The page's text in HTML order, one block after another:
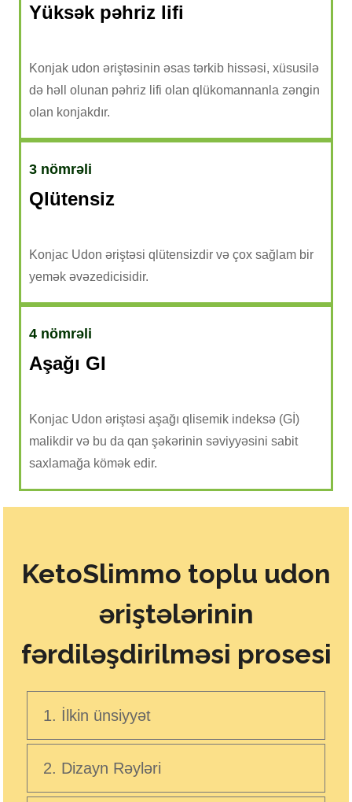
Yüksək pəhriz lifi
Konjak udon əriştəsinin əsas tərkib hissəsi, xüsusilə
də həll olunan pəhriz lifi olan qlükomannanla zəngin
olan konjakdır.
3 nömrəli
Qlütensiz
Konjac Udon əriştəsi qlütensizdir və çox sağlam bir
yemək əvəzedicisidir.
4 nömrəli
Aşağı GI
Konjac Udon əriştəsi aşağı qlisemik indeksə (Gİ)
malikdir və bu da qan şəkərinin səviyyəsini sabit
saxlamağa kömək edir.
KetoSlimmo toplu udon
əriştələrinin
fərdiləşdirilməsi prosesi
1. İlkin ünsiyyət
2. Dizayn Rəyləri